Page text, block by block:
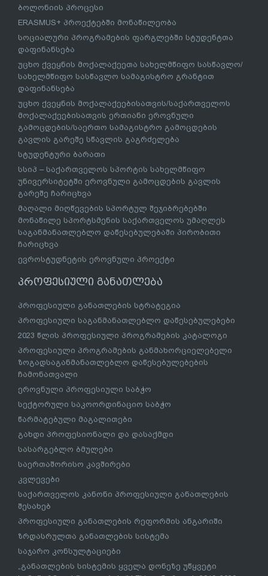
ბოლონიის პროცესი
ERASMUS+ პროექტებში მონაწილეობა
სოციალური პროგრამების ფარგლებში სტუდენტთა
დაფინანსება
უცხო ქვეყნის მოქალაქეეთა სახელმწიფო სასწავლო/
სახელმწიფო სასწავლო სამაგისტრო გრანტით
დაფინანსება
უცხო ქვეყნის მოქალაქეებისათვის/საქართველოს
მოქალაქეებისათვის ერთიანი ეროვნული
გამოცდების/საერთო სამაგისტრო გამოცდების
გავლის გარეშე სწავლის გაგრძელება
სტუდენტური ბარათი
სსიპ – საქართველოს სპორტის სახელმწიფო
უნივერსიტეტში ეროვნული გამოცდების გავლის
გარეშე ჩარიცხვა
მაღალი მიღწევების სპორტულ შეჯიბრებებში
მონაწილე სპორტსმენის საქართველოს უმაღლეს
საგანმანათლებლო დაწესებულებაში პირობითი
ჩარიცხვა
ევროსტუდნეტის ეროვნული პროექტი
პროფესიული განათლება
პროფესიული განათლების სტრატეგია
პროფესიული საგანმანათლებლო დაწესებულებები
2023 წლის პროფესიული პროგრამების კატალოგი
პროფესიული პროგრამების განმახორციელებელი
ზოგადსაგანმანათლებლო დაწესებულებების
ჩამონათვალი
ეროვნული პროფესიული საბჭო
სექტორული საკოორდინაციო საბჭო
წარმატებული მაგალითები
გახდი პროფესიონალი და დასაქმდი
სასარგებლო ბმულები
საერთაშორისო კავშირები
კვლევები
საქართველოს კანონი პროფესიული განათლების
შესახებ
პროფესიული განათლების რეფორმის ანგარიში
ზრდასრულთა განათლების სისტემა
საჯარო კონსულტაციები
„განათლების სისტემის ყველა დონეზე უწყვეტი